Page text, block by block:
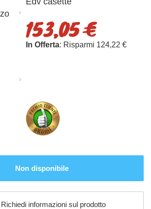
153,05 €
In Offerta: Risparmi 124,22 €
Non disponibile
Richiedi informazioni sul prodotto